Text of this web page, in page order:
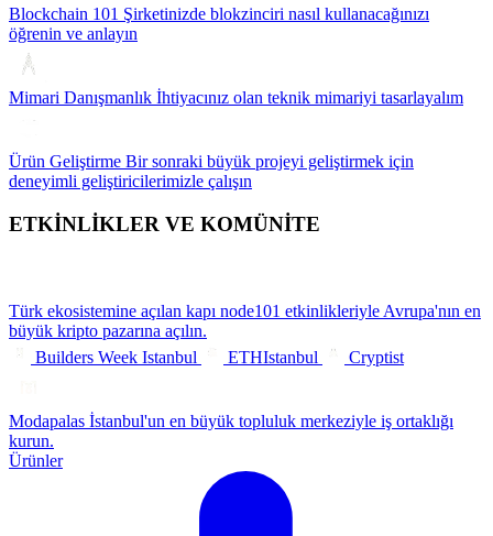
Blockchain 101 Şirketinizde blokzinciri nasıl kullanacağınızı
öğrenin ve anlayın
Mimari Danışmanlık İhtiyacınız olan teknik mimariyi tasarlayalım
Ürün Geliştirme Bir sonraki büyük projeyi geliştirmek için
deneyimli geliştiricilerimizle çalışın
ETKİNLİKLER VE KOMÜNİTE
Türk ekosistemine açılan kapı node101 etkinlikleriyle Avrupa'nın en
büyük kripto pazarına açılın.
Builders Week Istanbul
ETHIstanbul Cryptist
Modapalas İstanbul'un en büyük topluluk merkeziyle iş ortaklığı
kurun.
Ürünler